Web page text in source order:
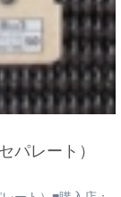
パレート）